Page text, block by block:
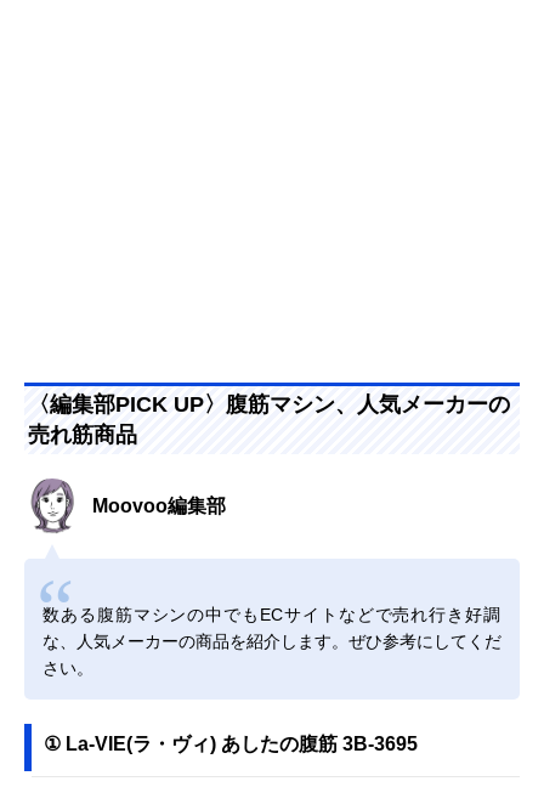
〈編集部PICK UP〉腹筋マシン、人気メーカーの
売れ筋商品
Moovoo編集部
数ある腹筋マシンの中でもECサイトなどで売れ行き好調
な、人気メーカーの商品を紹介します。ぜひ参考にしてくだ
さい。
① La-VIE(ラ・ヴィ) あしたの腹筋 3B-3695